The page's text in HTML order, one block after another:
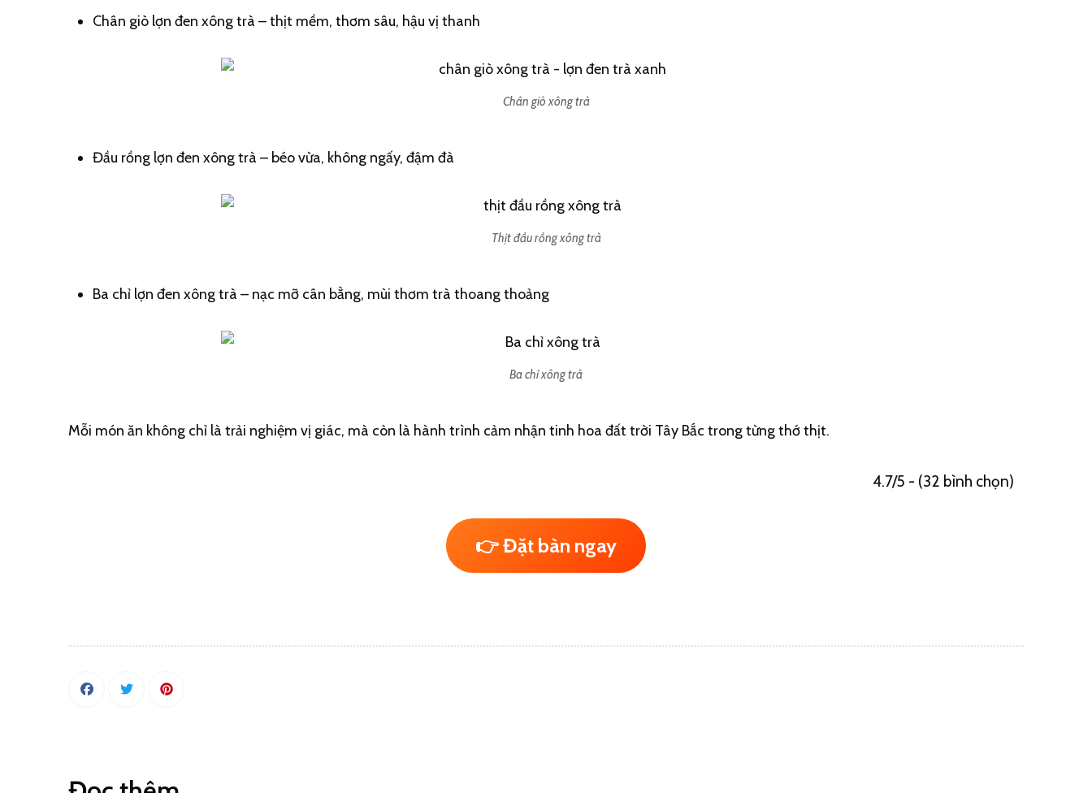
Chân giò lợn đen xông trà – thịt mềm, thơm sâu, hậu vị thanh
Chân giò xông trà
Đầu rồng lợn đen xông trà – béo vừa, không ngấy, đậm đà
Thịt đầu rồng xông trà
Ba chỉ lợn đen xông trà – nạc mỡ cân bằng, mùi thơm trà thoang thoảng
Ba chỉ xông trà
Mỗi món ăn không chỉ là trải nghiệm vị giác, mà còn là hành trình cảm nhận tinh hoa đất trời Tây Bắc trong từng thớ thịt.
4.7/5 - (32 bình chọn)
👉 Đặt bàn ngay